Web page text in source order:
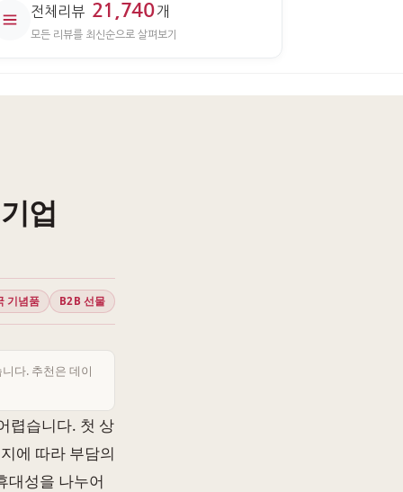
전체리뷰 21,740개
모든 리뷰를 최신순으로 살펴보기
업
기념품 B2B 선물
다. 추천은 데이
렵습니다. 첫 상
에 따라 부담의
대성을 나누어